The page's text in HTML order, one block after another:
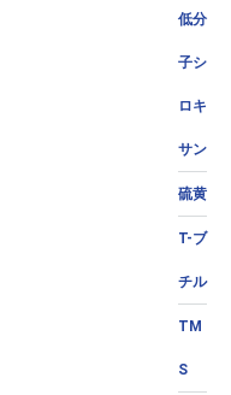
低分
子シ
ロキ
サン
硫黄
T-ブ
チル
TM
S